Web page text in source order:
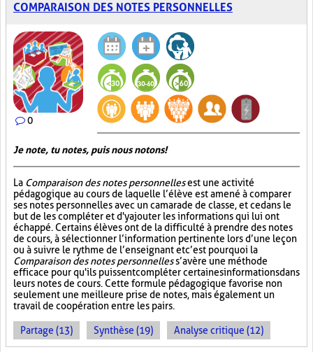
COMPARAISON DES NOTES PERSONNELLES
0
Je note, tu notes, puis nous notons!
La Comparaison des notes personnellesest une activité
pédagogique au cours de laquelle l’élève est amené à comparer
ses notes personnelles avec un camarade de classe, et ce dans le
but de les compléter et d'y ajouter les informations qui lui ont
échappé. Certains élèves ont de la difficulté à prendre des notes
de cours, à sélectionner l’information pertinente lors d’une leçon
ou à suivre le rythme de l’enseignant et c’est pourquoi la
Comparaison des notes personnelless’avère une méthode
efficace pour qu'ils puissent compléter certaines informations dans
leurs notes de cours. Cette formule pédagogique favorise non
seulement une meilleure prise de notes, mais également un
travail de coopération entre les pairs.
Partage (13) Synthèse (19) Analyse critique (12)